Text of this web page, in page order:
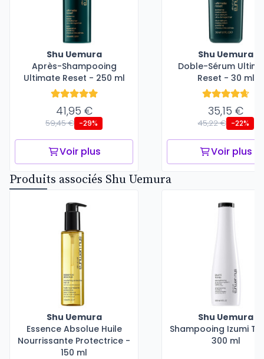
Shu Uemura
Après-Shampooing
Ultimate Reset - 250 ml
41,95 €
59,45 € -29%
Voir plus
Shu Uemura
Doble-Sérum
Reset - 30 ml
35,15 €
45,22 € -22%
Voir plus
Produits associés Shu Uemura
Shu Uemura
Essence Absolue Huile
Nourrissante Protectrice -
150 ml
Shu Uemura
Shampooing Izumi
300 ml